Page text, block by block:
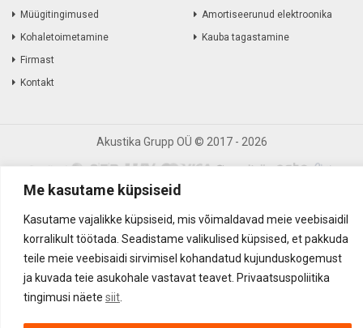
Me kasutame küpsiseid
Kasutame vajalikke küpsiseid, mis võimaldavad meie veebisaidil
korralikult töötada. Seadistame valikulised küpsised, et pakkuda
teile meie veebisaidi sirvimisel kohandatud kujunduskogemust
ja kuvada teie asukohale vastavat teavet. Privaatsuspoliitika
tingimusi näete siit
Müügitingimused
Kohaletoimetamine
Firmast
Kontakt
Amortiseerunud elektroonika
Kauba tagastamine
Akustika Grupp OÜ © 2017- 2026